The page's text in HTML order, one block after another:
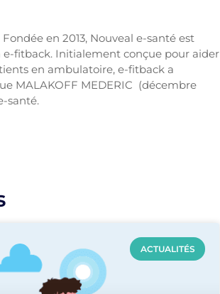
en 2013, Nouveal e-santé est
e-fitback. Initialement conçue pour aider
en ambulatoire, e-fitback a
MALAKOFF MEDERIC (décembre
santé.
ACTUALITÉS